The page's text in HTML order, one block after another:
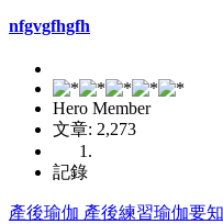
nfgvgfhgfh
Hero Member
文章: 2,273
記錄
產後瑜伽 產後練習瑜伽要